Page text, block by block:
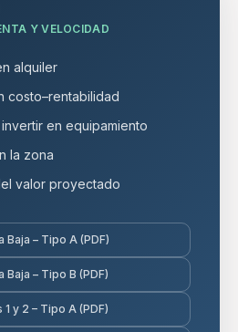
Y VELOCIDAD
alquiler
costo–rentabilidad
en equipamiento
la zona
valor proyectado
Baja – Tipo A (PDF)
Baja – Tipo B (PDF)
1 y 2 – Tipo A (PDF)